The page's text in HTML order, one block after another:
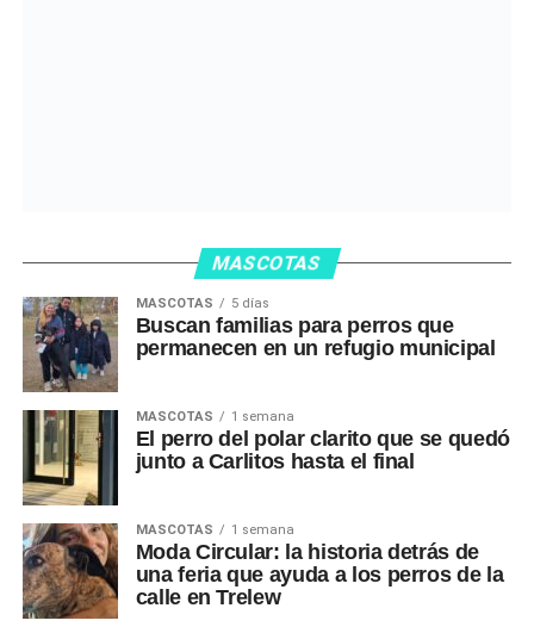
MASCOTAS
MASCOTAS 5 días
Buscan familias para perros que
permanecen en un refugio municipal
MASCOTAS 1 semana
El perro del polar clarito que se quedó
junto a Carlitos hasta el final
MASCOTAS 1 semana
Moda Circular: la historia detrás de
una feria que ayuda a los perros de la
calle en Trelew